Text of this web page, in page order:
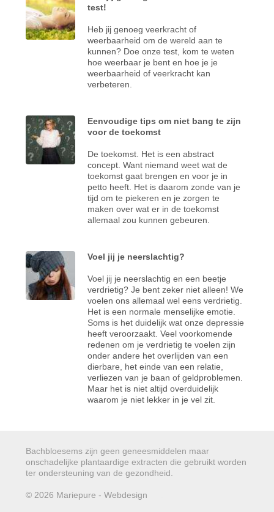
test!
Heb jij genoeg veerkracht of
weerbaarheid om de wereld aan te
kunnen? Doe onze test, kom te weten
hoe weerbaar je bent en hoe je je
weerbaarheid of veerkracht kan
verbeteren.
Eenvoudige tips om niet bang te zijn
voor de toekomst
De toekomst. Het is een abstract
concept. Want niemand weet wat de
toekomst gaat brengen en voor je in
petto heeft. Het is daarom zonde van je
tijd om te piekeren en je zorgen te
maken over wat er in de toekomst
allemaal zou kunnen gebeuren.
Voel jij je neerslachtig?
Voel jij je neerslachtig en een beetje
verdrietig? Je bent zeker niet alleen! We
voelen ons allemaal wel eens verdrietig.
Het is een normale menselijke emotie.
Soms is het duidelijk wat onze depressie
heeft veroorzaakt. Veel voorkomende
redenen om je verdrietig te voelen zijn
onder andere het overlijden van een
dierbare, het einde van een relatie,
verliezen van je baan of geldproblemen.
Maar het is niet altijd overduidelijk
waarom je niet lekker in je vel zit.
Bachbloesems zijn geen geneesmiddelen maar
onschadelijke plantaardige extracten die gebruikt worden
ter ondersteuning van de gezondheid.
© 2026 Mariepure - Webdesign